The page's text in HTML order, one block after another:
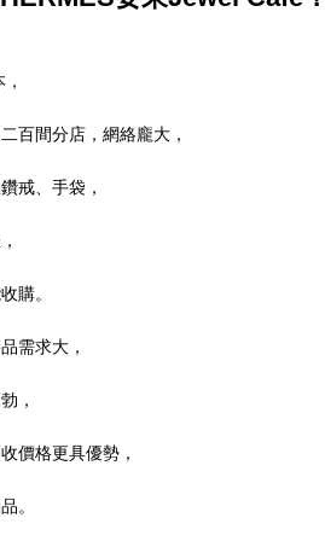
百間分店，網絡龐大，
戒、手袋，
購。
需求大，
，
價格更具優勢，
。